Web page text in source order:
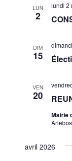
LUN
2
lundi 2
DIM
15
VEN
20
Mairie
avril 2026